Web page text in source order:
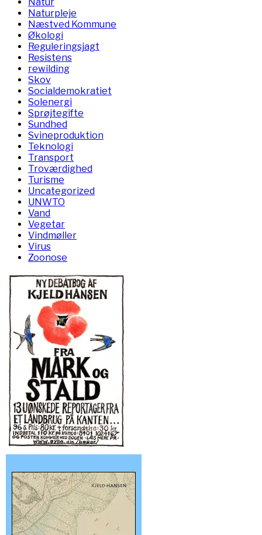
Naturpleje
Næstved Kommune
Økologi
Reguleringsjagt
Resistens
rewilding
Skov
Socialdemokratiet
Solenergi
Sprøjtegifte
Sundhed
Svineproduktion
Teknologi
Transport
Troværdighed
Turisme
Uncategorized
UNWTO
Vand
Vegetar
Vindmøller
Virus
Zoonose